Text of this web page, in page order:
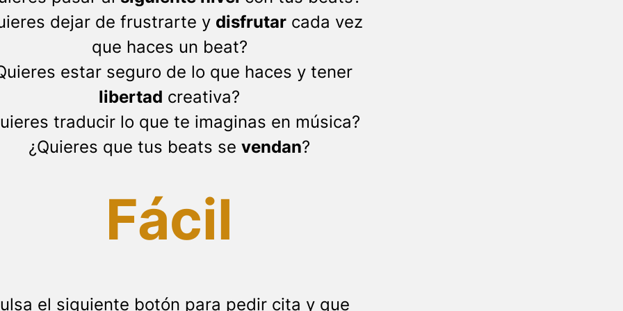
dejar de frustrarte y disfrutar cada vez
que haces un beat?
estar seguro de lo que haces y tener
libertad creativa?
traducir lo que te imaginas en música?
¿Quieres que tus beats se vendan?
Fácil
el siguiente botón para pedir cita y que